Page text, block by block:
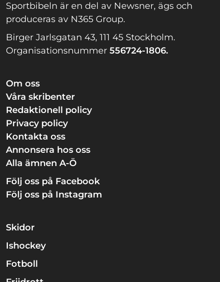
Sportbibeln är en del av Newsner, ägs och
produceras av N365 Group.
Birger Jarlsgatan 43, 111 45 Stockholm.
Organisationsnummer 556724-1806.
Om oss
Våra skribenter
Redaktionell policy
Privacy policy
Kontakta oss
Annonsera hos oss
Alla ämnen A-Ö
Följ oss på Facebook
Följ oss på Instagram
Skidor
Ishockey
Fotboll